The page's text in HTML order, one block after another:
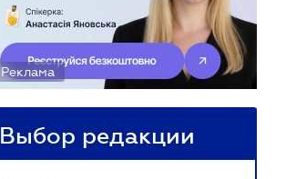
Реклама
Выбор редакции